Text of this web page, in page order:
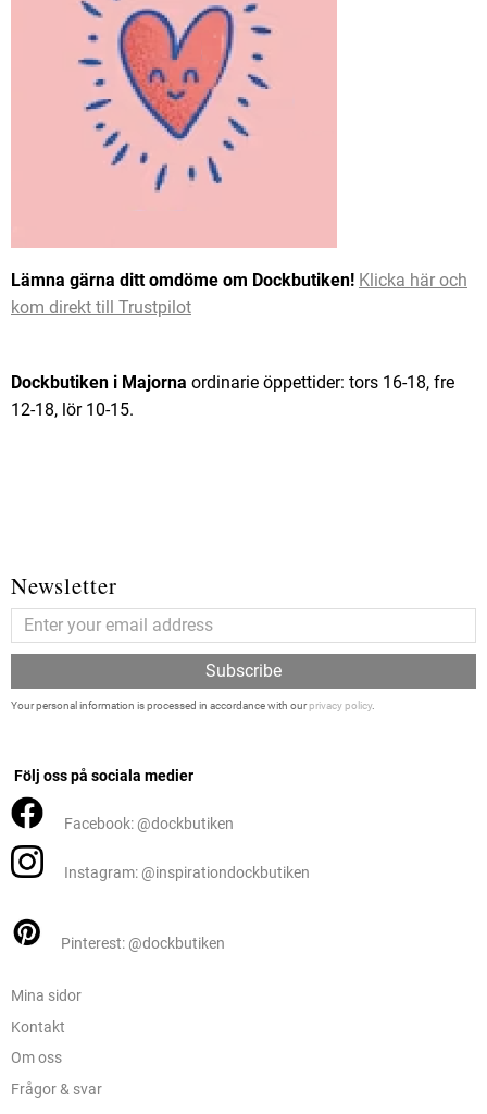
Lämna gärna ditt omdöme om Dockbutiken! Klicka här och
kom direkt till Trustpilot
Dockbutiken i Majorna ordinarie öppettider: tors 16-18, fre
12-18, lör 10-15.
Newsletter
Subscribe
Your personal information is processed in accordance with ourprivacy policy.
Följ oss på sociala medier
Facebook: @dockbutiken
Instagram: @inspirationdockbutiken
Pinterest: @dockbutiken
Mina sidor
Kontakt
Om oss
Frågor & svar